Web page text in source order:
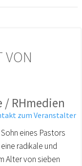
VON
/ RHmedien
zum Veranstalter
eines Pastors
radikale und
Alter von sieben